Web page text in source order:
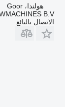
هولندا، Goor
B.V.
الاتصال بالبائع